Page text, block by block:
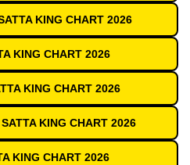
KING CHART 2026
KING CHART 2026
KING CHART 2026
KING CHART 2026
KING CHART 2026